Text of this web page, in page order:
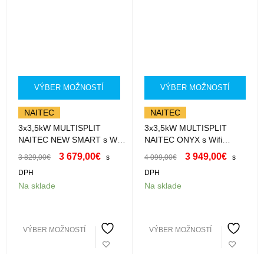
VÝBER MOŽNOSTÍ
NAITEC
3x3,5kW MULTISPLIT
NAITEC NEW SMART s Wifi
3xSM35HXXK s montážou
3 829,00€ 3 679,00€
s
DPH
Na sklade
VÝBER MOŽNOSTÍ
VÝBER MOŽNOSTÍ
NAITEC
3x3,5kW MULTISPLIT
NAITEC ONYX s Wifi
3xSM35HXXK-B s montážou
4 099,00€ 3 949,00€
s
DPH
Na sklade
VÝBER MOŽNOSTÍ